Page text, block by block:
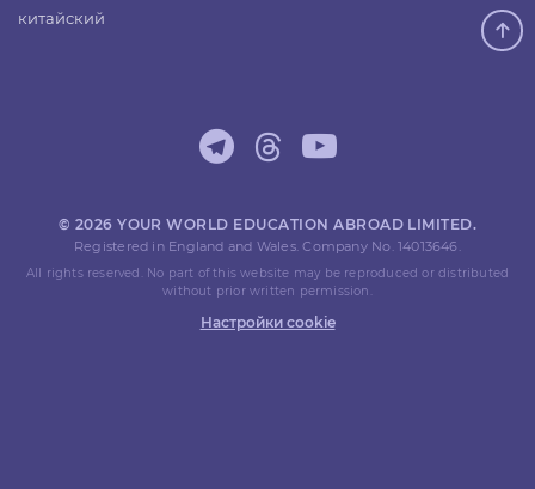
китайский
© 2026 YOUR WORLD EDUCATION ABROAD LIMITED.
Registered in England and Wales. Company No. 14013646.
All rights reserved. No part of this website may be reproduced or distributed
without prior written permission.
Настройки cookie